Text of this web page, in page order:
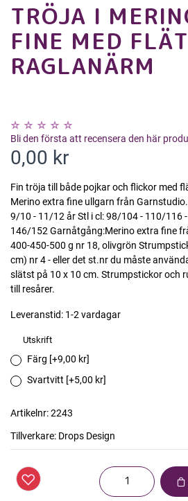
TRÖJA I
FINE MED
RAGLANÄRM
Bli den första att recensera den här
0,00 kr
Fin tröja till både pojkar och flickor med
Merino extra fine ullgarn från
9/10 - 11/12 år Stl i cl: 98/104 - 110/116
146/152 Garnåtgång:Merino extra fine
400-450-500 g nr 18, olivgrön
cm) nr 4 - eller det st.nr du måste
slätst på 10 x 10 cm. Strumpstickor och
till resårer.
Leveranstid: 1-2 vardagar
Utskrift
Färg [+9,00 kr]
Svartvitt [+5,00 kr]
Artikelnr:2243
Tillverkare: Drops Design